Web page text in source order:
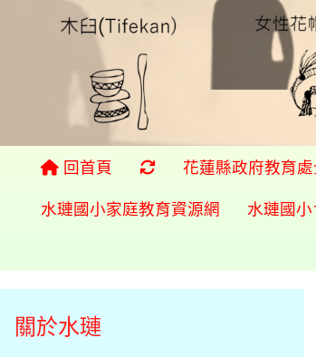
回首頁 重新取得佈景設定
花蓮縣政府教育
水璉國小家庭教育資源網
水璉國
關於水璉